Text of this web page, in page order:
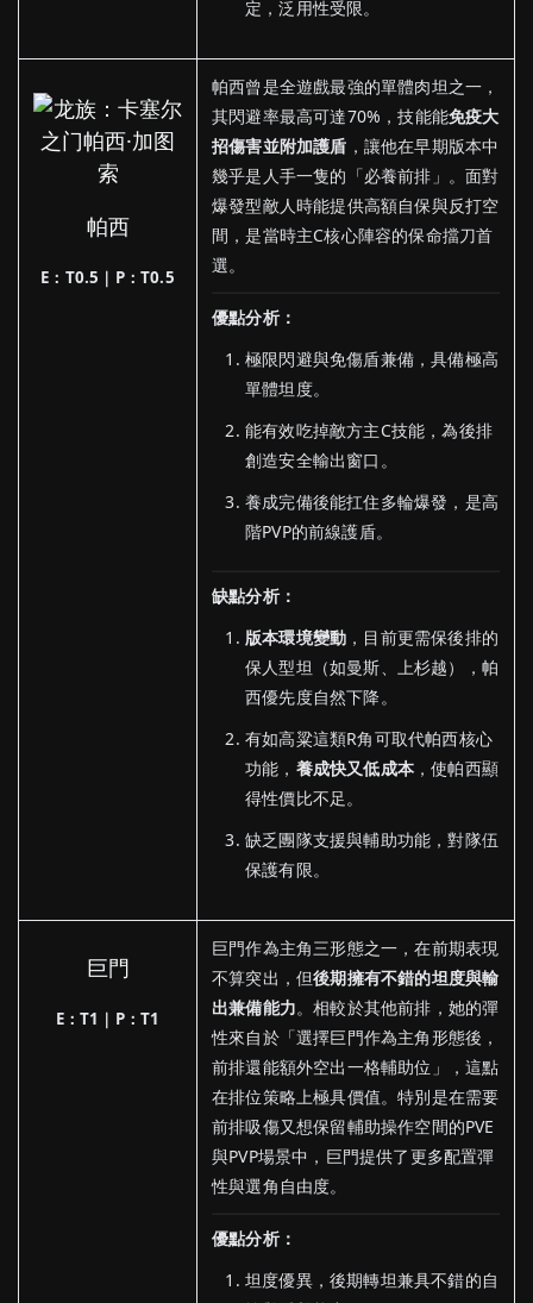
定，泛用性受限。
帕西
E：T0.5｜P：T0.5
帕西曾是全遊戲最強的單體肉坦之一，
其閃避率最高可達70%，技能能免疫大
招傷害並附加護盾 ，讓他在早期版本中
幾乎是人手一隻的「必養前排」。面對
爆發型敵人時能提供高額自保與反打空
間，是當時主C核心陣容的保命擋刀首
選。
優點分析：
極限閃避與免傷盾兼備，具備極高
單體坦度。
能有效吃掉敵方主C技能，為後排
創造安全輸出窗口。
養成完備後能扛住多輪爆發，是高
階PVP的前線護盾。
缺點分析：
版本環境變動 ，目前更需保後排的
保人型坦（如曼斯、上杉越），帕
西優先度自然下降。
有如高粱這類R角可取代帕西核心
功能， 養成快又低成本 ，使帕西顯
得性價比不足。
缺乏團隊支援與輔助功能，對隊伍
保護有限。
巨門
E：T1｜P：T1
巨門作為主角三形態之一，在前期表現
不算突出，但後期擁有不錯的坦度與輸
出兼備能力。相較於其他前排，她的彈
性來自於「選擇巨門作為主角形態後，
前排還能額外空出一格輔助位」，這點
在排位策略上極具價值。特別是在需要
前排吸傷又想保留輔助操作空間的PVE
與PVP場景中，巨門提供了更多配置彈
性與選角自由度。
優點分析：
坦度優異，後期轉坦兼具不錯的自